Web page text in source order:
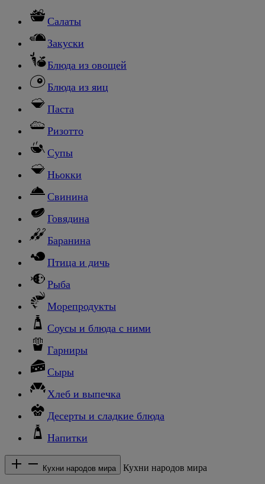
Салаты
Закуски
Блюда из овощей
Блюда из яиц
Паста
Ризотто
Супы
Ньокки
Свинина
Говядина
Баранина
Птица и дичь
Рыба
Морепродукты
Соусы и блюда с ними
Гарниры
Сыры
Хлеб и выпечка
Десерты и сладкие блюда
Напитки
Кухни народов мира Кухни народов мира